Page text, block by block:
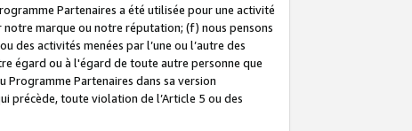
Partenaires a été utilisée pour une activité
marque ou notre réputation; (f) nous pensons
des activités menées par l’une ou l’autre des
égard ou à l'égard de toute autre personne que
Programme Partenaires dans sa version
précède, toute violation de l’Article 5 ou des